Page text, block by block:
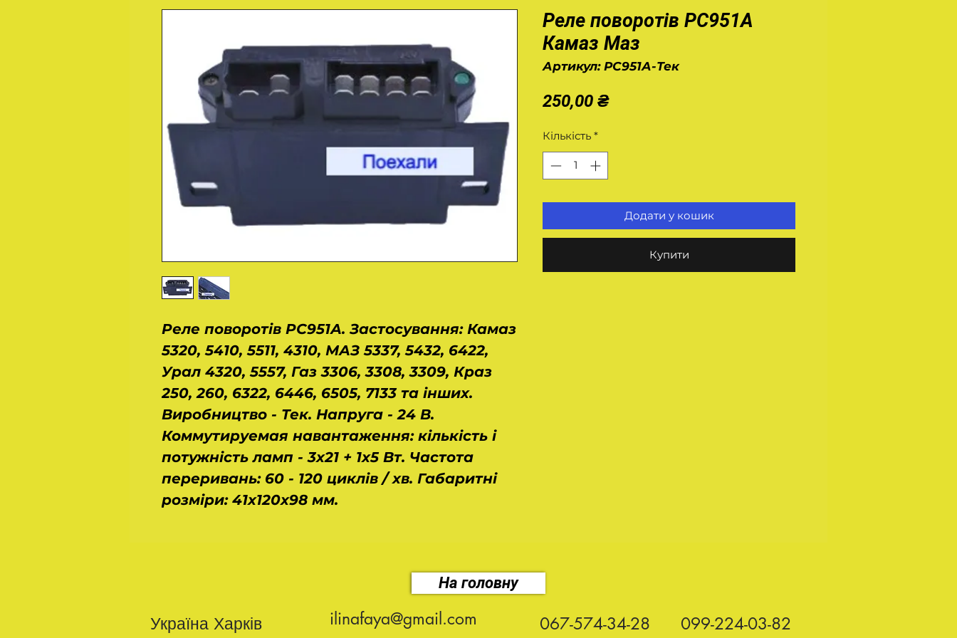
Реле поворотів РС951А. Застосування: Камаз
5320, 5410, 5511, 4310, МАЗ 5337, 5432, 6422,
Урал 4320, 5557, Газ 3306, 3308, 3309, Краз
250, 260, 6322, 6446, 6505, 7133 та інших.
Виробництво - Тек. Напруга - 24 В.
Коммутируемая навантаження: кількість і
потужність ламп - 3х21 + 1х5 Вт. Частота
переривань: 60 - 120 циклів / хв. Габаритні
розміри: 41х120х98 мм.
Реле поворотів РС951А
Камаз Маз
Артикул: РС951А-Тек
250,00 ₴Ціна
Кількість *
Додати у кошик
Купити
На головну
Україна Харків ilinafaya@gmail.com 067-574-34-28 099-224-03-82